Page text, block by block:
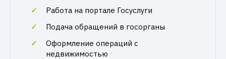
Работа на портале Госуслуги
Подача обращений в госорганы
Оформление операций с
недвижимостью